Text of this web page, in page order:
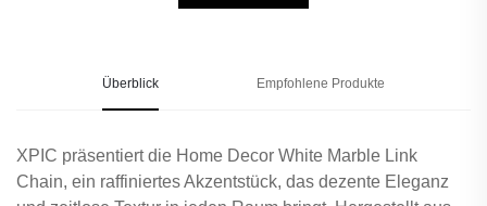
Überblick Empfohlene Produkte
XPIC präsentiert die Home Decor White Marble Link
Chain, ein raffiniertes Akzentstück, das dezente Eleganz